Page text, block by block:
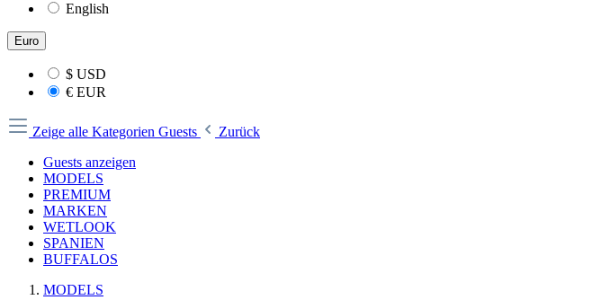
English
Euro
$ USD
€ EUR
Zeige alle Kategorien Guests
Zurück
Guests anzeigen
MODELS
PREMIUM
MARKEN
WETLOOK
SPANIEN
BUFFALOS
MODELS